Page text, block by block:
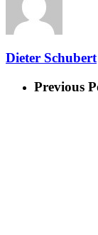
Dieter Schubert
Previous